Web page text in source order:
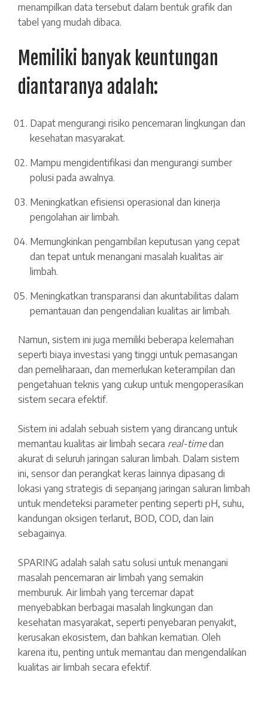
menampilkan data tersebut dalam bentuk grafik dan
tabel yang mudah dibaca.
Memiliki banyak keuntungan
diantaranya adalah:
Dapat mengurangi risiko pencemaran lingkungan dan
kesehatan masyarakat.
Mampu mengidentifikasi dan mengurangi sumber
polusi pada awalnya.
Meningkatkan efisiensi operasional dan kinerja
pengolahan air limbah.
Memungkinkan pengambilan keputusan yang cepat
dan tepat untuk menangani masalah kualitas air
limbah.
Meningkatkan transparansi dan akuntabilitas dalam
pemantauan dan pengendalian kualitas air limbah.
Namun, sistem ini juga memiliki beberapa kelemahan
seperti biaya investasi yang tinggi untuk pemasangan
dan pemeliharaan, dan memerlukan keterampilan dan
pengetahuan teknis yang cukup untuk mengoperasikan
sistem secara efektif.
Sistem ini adalah sebuah sistem yang dirancang untuk
memantau kualitas air limbah secara real-timedan
akurat di seluruh jaringan saluran limbah. Dalam sistem
ini, sensor dan perangkat keras lainnya dipasang di
lokasi yang strategis di sepanjang jaringan saluran limbah
untuk mendeteksi parameter penting seperti pH, suhu,
kandungan oksigen terlarut, BOD, COD, dan lain
sebagainya.
SPARING adalah salah satu solusi untuk menangani
masalah pencemaran air limbah yang semakin
memburuk. Air limbah yang tercemar dapat
menyebabkan berbagai masalah lingkungan dan
kesehatan masyarakat, seperti penyebaran penyakit,
kerusakan ekosistem, dan bahkan kematian. Oleh
karena itu, penting untuk memantau dan mengendalikan
kualitas air limbah secara efektif.